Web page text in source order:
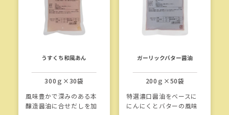
うすくち和風あん
300ｇ×30袋
風味豊かで深みのある本
醸造醤油に合せだしを加
ガーリックバター醤油
200ｇ×50袋
特選濃口醤油をベースに
にんにくとバターの風味